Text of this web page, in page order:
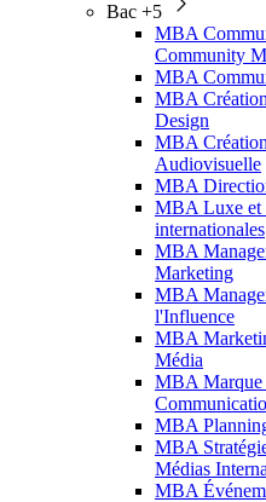
Bac +5
MBA
Community
MBA
MBA
Design
MBA
Audiovisuelle
MBA
MBA Luxe et
internationales
MBA
Marketing
MBA
l'Influence
MBA
Média
MBA Marque
MBA
MBA
Médias
MBA